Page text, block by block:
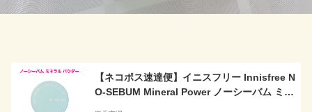
【ネコポス速達便】イニスフリー Innisfree N
O-SEBUM Mineral Power ノーシーバム ミネ